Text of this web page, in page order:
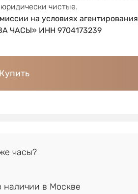
чистые.
на условиях агентирования
ЧАСЫ» ИНН 9704173239
Купить
Хотите продать такие же часы?